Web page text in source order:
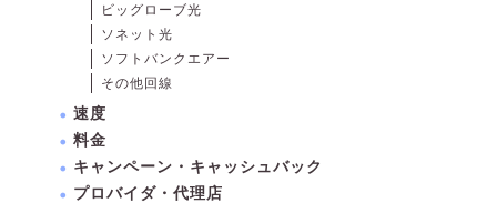
ビッグローブ光
ソネット光
ソフトバンクエアー
その他回線
速度
料金
キャンペーン・キャッシュバック
プロバイダ・代理店